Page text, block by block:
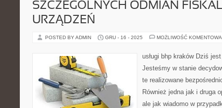
SZCZEGÓLNYCH ODMIAN
URZĄDZEŃ
POSTED BY ADMIN GRU - 16 - 2025 MOŻLIWOŚĆ
usługi bhp kraków Dziś
Jesteśmy w stanie
te realizowane
Również jedna jak i druga
ale jak wiadomo w